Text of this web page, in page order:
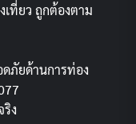
ที่ยว ถูกต้องตาม
ภัยด้านการท่อง
ง